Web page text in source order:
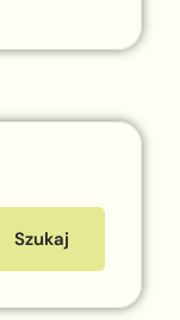
Szukaj